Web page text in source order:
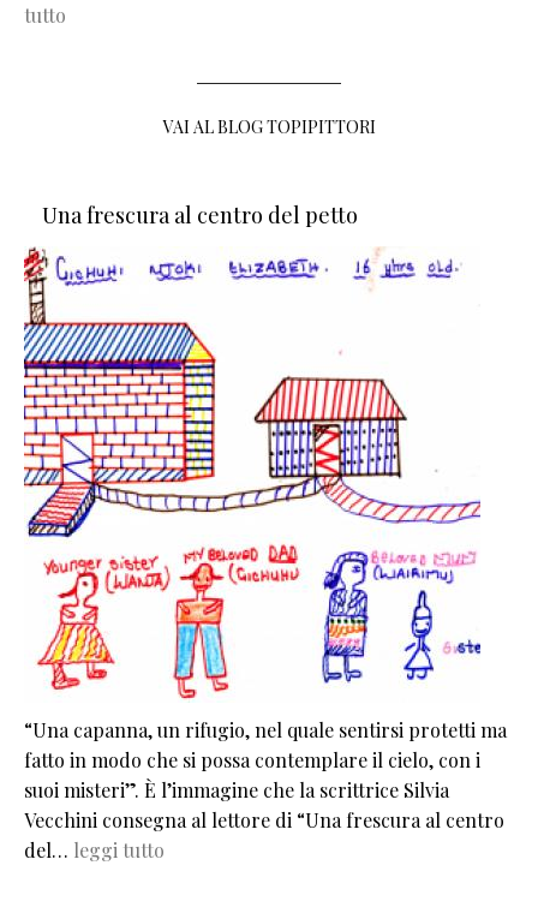
tutto
VAI AL BLOG TOPIPITTORI
Una frescura al centro del petto
“Una capanna, un rifugio, nel quale sentirsi protetti ma
fatto in modo che si possa contemplare il cielo, con i
suoi misteri”. È l’immagine che la scrittrice Silvia
Vecchini consegna al lettore di “Una frescura al centro
del… leggi tutto